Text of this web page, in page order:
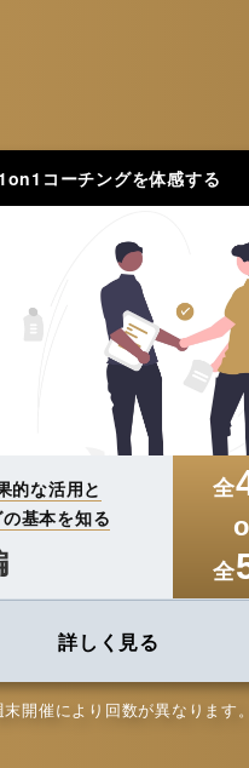
1on1コーチングを体感する
的な活用と
基本を知る
全
全
詳しく見る
開催により回数が異なります。